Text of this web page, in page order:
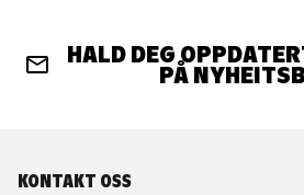
HALD DEG
PÅ
KONTAKT OSS